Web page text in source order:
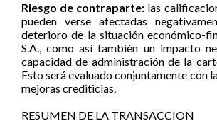
Riesgo de contraparte: las
pueden verse afectadas
deterioro de la situación económico-
S.A., como así también un impacto
capacidad de administración de la
Esto será evaluado conjuntamente con
mejoras crediticias.
RESUMEN DE LA TRANSACCION